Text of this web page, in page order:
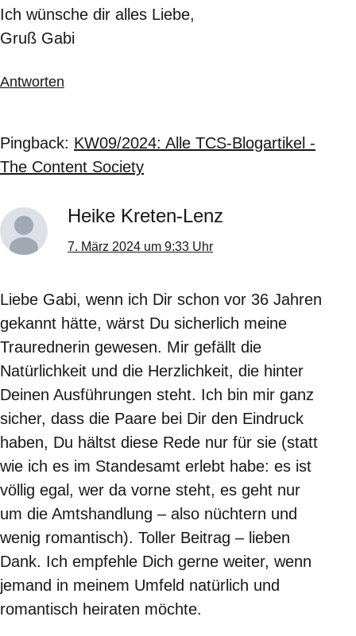
Ich wünsche dir alles Liebe,
Gruß Gabi
Antworten
Pingback: KW09/2024: Alle TCS-Blogartikel -
The Content Society
Heike Kreten-Lenz
7. März 2024 um 9:33 Uhr
Liebe Gabi, wenn ich Dir schon vor 36 Jahren
gekannt hätte, wärst Du sicherlich meine
Traurednerin gewesen. Mir gefällt die
Natürlichkeit und die Herzlichkeit, die hinter
Deinen Ausführungen steht. Ich bin mir ganz
sicher, dass die Paare bei Dir den Eindruck
haben, Du hältst diese Rede nur für sie (statt
wie ich es im Standesamt erlebt habe: es ist
völlig egal, wer da vorne steht, es geht nur
um die Amtshandlung – also nüchtern und
wenig romantisch). Toller Beitrag – lieben
Dank. Ich empfehle Dich gerne weiter, wenn
jemand in meinem Umfeld natürlich und
romantisch heiraten möchte.